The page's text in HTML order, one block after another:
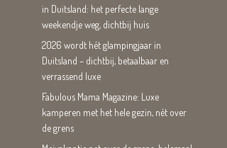
in Duitsland: het perfecte lange
weekendje weg, dichtbij huis
2026 wordt hét glampingjaar in
Duitsland – dichtbij, betaalbaar en
verrassend luxe
Fabulous Mama Magazine: Luxe
kamperen met het hele gezin, nét over
de grens